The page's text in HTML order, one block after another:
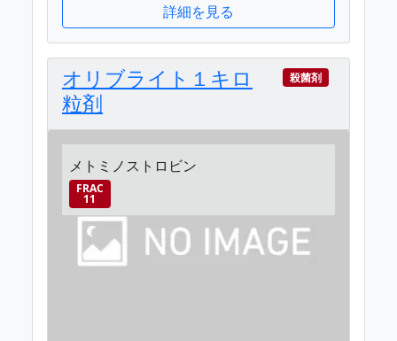
詳細を見る
オリブライト１キロ
粒剤
殺菌剤
メトミノストロビン
FRAC
11